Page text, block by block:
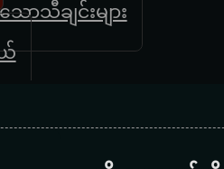
သီချင်းများ